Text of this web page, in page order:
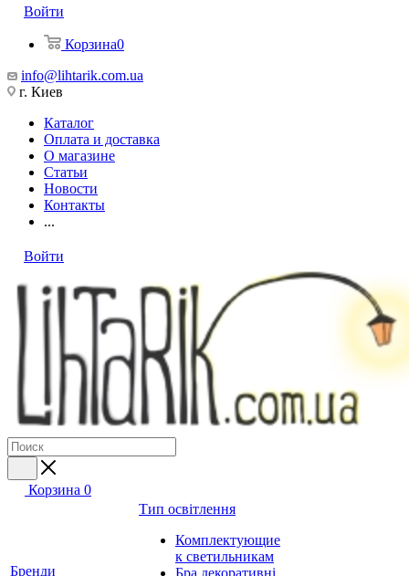
Войти
Корзина0
info@lihtarik.com.ua
г. Киев
Каталог
Оплата и доставка
О магазине
Статьи
Новости
Контакты
...
Войти
Корзина 0
Бренди
Тип освітлення
Комплектующие
к светильникам
Бра декоративні